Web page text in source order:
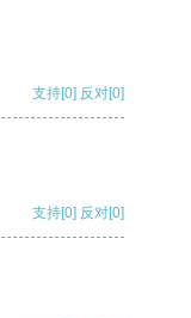
支持[0] 反对[0]
支持[0] 反对[0]